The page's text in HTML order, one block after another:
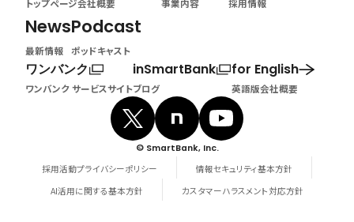
トップページ会社概要 事業内容 採用情報
News
最新情報
Podcast
ポッドキャスト
ワンバンク
ワンバンク サービスサイト
inSmartBank
ブログ
for English
英語版会社概要
© SmartBank, Inc.
採用活動プライバシーポリシー
情報セキュリティ基本方針
AI活用に関する基本方針
カスタマーハラスメント対応方針